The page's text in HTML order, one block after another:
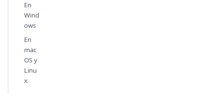
En
Wind
ows
En
mac
OS y
Linu
x